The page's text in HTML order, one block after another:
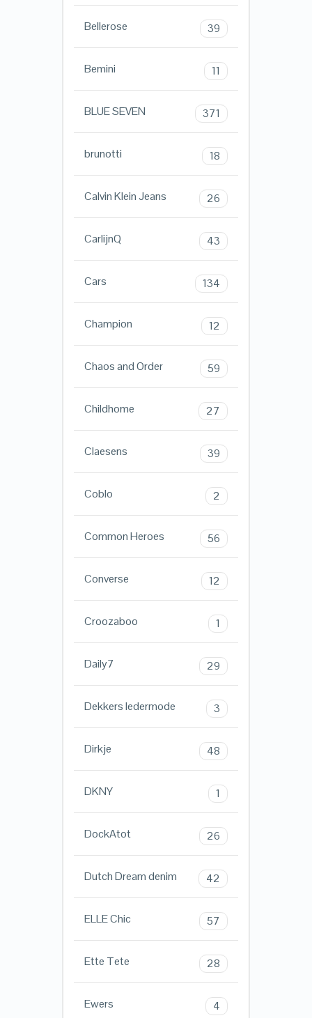
Bellerose 39
Bemini 11
BLUE SEVEN 371
brunotti 18
Calvin Klein Jeans 26
CarlijnQ 43
Cars 134
Champion 12
Chaos and Order 59
Childhome 27
Claesens 39
Coblo 2
Common Heroes 56
Converse 12
Croozaboo 1
Daily7 29
Dekkers ledermode 3
Dirkje 48
DKNY 1
DockAtot 26
Dutch Dream denim 42
ELLE Chic 57
Ette Tete 28
Ewers 4